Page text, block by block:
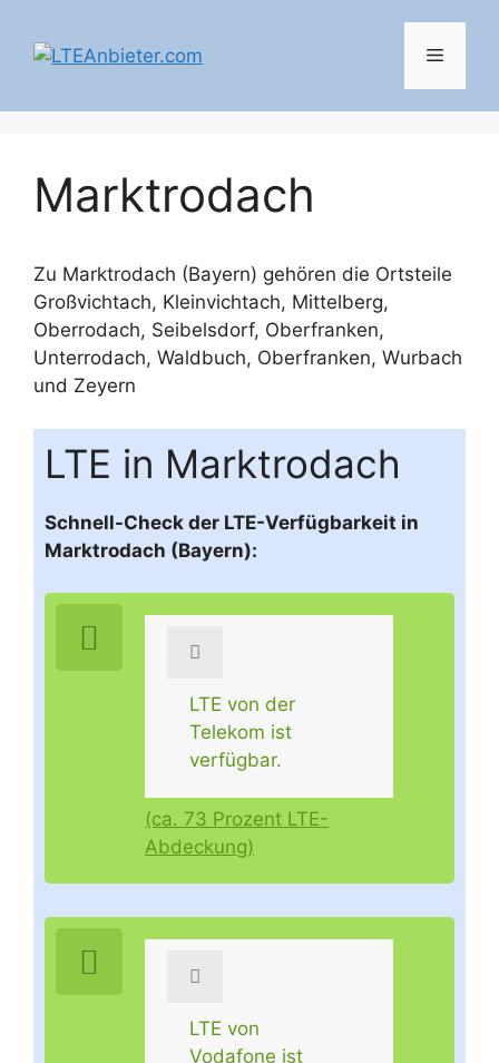
Inhalt
springen
Menü
Marktrodach
Zu Marktrodach (Bayern) gehören die Ortsteile
Großvichtach, Kleinvichtach, Mittelberg,
Oberrodach, Seibelsdorf, Oberfranken,
Unterrodach, Waldbuch, Oberfranken, Wurbach
und Zeyern
LTE in Marktrodach
Schnell-Check der LTE-Verfügbarkeit in
Marktrodach (Bayern):
LTE von der
Telekom ist
verfügbar.
(ca. 73 Prozent LTE-
Abdeckung)
LTE von
Vodafone ist